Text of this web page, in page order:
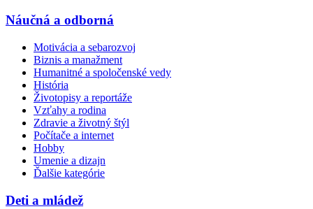
Náučná a odborná
Motivácia a sebarozvoj
Biznis a manažment
Humanitné a spoločenské vedy
História
Životopisy a reportáže
Vzťahy a rodina
Zdravie a životný štýl
Počítače a internet
Hobby
Umenie a dizajn
Ďalšie kategórie
Deti a mládež